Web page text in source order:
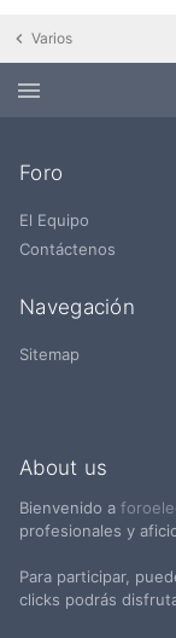
Varios
Foro
El Equipo
Contáctenos
Navegación
Sitemap
About us
Bienvenido a
profesionales y
Para participar,
clicks podrás